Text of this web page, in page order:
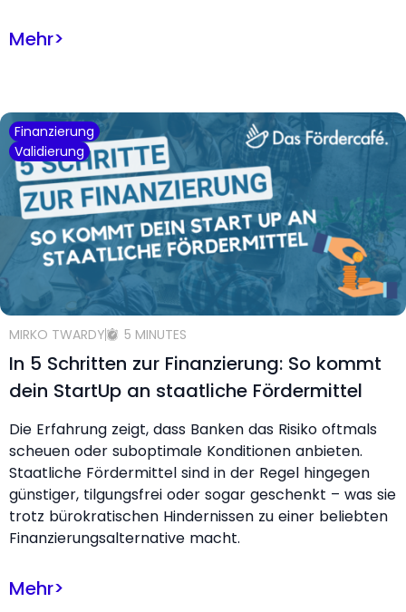
Mehr>
Finanzierung
Validierung
MIRKO TWARDY 5 MINUTES
In 5 Schritten zur Finanzierung: So kommt
dein StartUp an staatliche Fördermittel
Die Erfahrung zeigt, dass Banken das Risiko oftmals
scheuen oder suboptimale Konditionen anbieten.
Staatliche Fördermittel sind in der Regel hingegen
günstiger, tilgungsfrei oder sogar geschenkt – was sie
trotz bürokratischen Hindernissen zu einer beliebten
Finanzierungsalternative macht.
Mehr>